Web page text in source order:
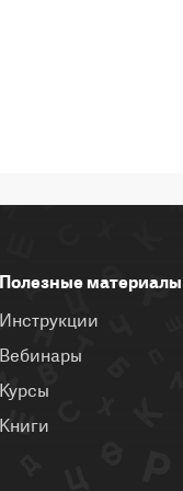
Полезные материалы
Инструкции
Вебинары
Курсы
Книги